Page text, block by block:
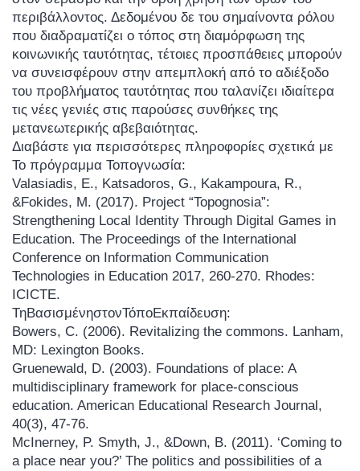
περιβάλλοντος. Δεδομένου δε του σημαίνοντα ρόλου
που διαδραματίζει ο τόπος στη διαμόρφωση της
κοινωνικής ταυτότητας, τέτοιες προσπάθειες μπορούν
να συνεισφέρουν στην απεμπλοκή από το αδιέξοδο
του προβλήματος ταυτότητας που ταλανίζει ιδιαίτερα
τις νέες γενιές στις παρούσες συνθήκες της
μετανεωτερικής αβεβαιότητας.
Διαβάστε για περισσότερες πληροφορίες σχετικά με
Το πρόγραμμα Τοπογνωσία:
Valasiadis, E., Katsadoros, G., Kakampoura, R.,
&Fokides, M. (2017). Project “Topognosia”:
Strengthening Local Identity Through Digital Games in
Education. The Proceedings of the International
Conference on Information Communication
Technologies in Education 2017, 260-270. Rhodes:
ICICTE.
ΤηΒασισμένηστονΤόποΕκπαίδευση:
Bowers, C. (2006). Revitalizing the commons. Lanham,
MD: Lexington Books.
Gruenewald, D. (2003). Foundations of place: A
multidisciplinary framework for place-conscious
education. American Educational Research Journal,
40(3), 47-76.
McInerney, P. Smyth, J., &Down, B. (2011). ‘Coming to
a place near you?’ The politics and possibilities of a